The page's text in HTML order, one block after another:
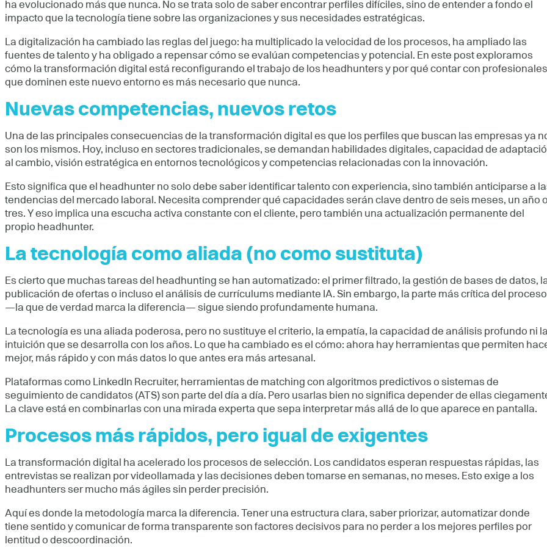
ha evolucionado más que nunca. No se trata solo de saber encontrar perfiles difíciles, sino de entender a fondo el
impacto que la tecnología tiene sobre las organizaciones y sus necesidades estratégicas.
La digitalización ha cambiado las reglas del juego: ha multiplicado la velocidad de los procesos, ha ampliado las
fuentes de talento y ha obligado a repensar cómo se evalúan competencias y potencial. En este post exploramos
cómo la transformación digital está reconfigurando el trabajo de los headhunters y por qué contar con profesionales
que dominen este nuevo entorno es más necesario que nunca.
Nuevas competencias, nuevos retos
Una de las principales consecuencias de la transformación digital es que los perfiles que buscan las empresas ya
son los mismos. Hoy, incluso en sectores tradicionales, se demandan habilidades digitales, capacidad de
al cambio, visión estratégica en entornos tecnológicos y competencias relacionadas con la innovación.
Esto significa que el headhunter no solo debe saber identificar talento con experiencia, sino también anticiparse a
tendencias del mercado laboral. Necesita comprender qué capacidades serán clave dentro de seis meses, un año o
tres. Y eso implica una escucha activa constante con el cliente, pero también una actualización permanente del
propio headhunter.
La tecnología como aliada (no como sustituta)
Es cierto que muchas tareas del headhunting se han automatizado: el primer filtrado, la gestión de bases de datos,
publicación de ofertas o incluso el análisis de currículums mediante IA. Sin embargo, la parte más crítica del proceso
—la que de verdad marca la diferencia— sigue siendo profundamente humana.
La tecnología es una aliada poderosa, pero no sustituye el criterio, la empatía, la capacidad de análisis profundo ni la
intuición que se desarrolla con los años. Lo que ha cambiado es el cómo: ahora hay herramientas que permiten
mejor, más rápido y con más datos lo que antes era más artesanal.
Plataformas como LinkedIn Recruiter, herramientas de matching con algoritmos predictivos o sistemas de
seguimiento de candidatos (ATS) son parte del día a día. Pero usarlas bien no significa depender de ellas
La clave está en combinarlas con una mirada experta que sepa interpretar más allá de lo que aparece en pantalla.
Procesos más rápidos, pero igual de exigentes
La transformación digital ha acelerado los procesos de selección. Los candidatos esperan respuestas rápidas, las
entrevistas se realizan por videollamada y las decisiones deben tomarse en semanas, no meses. Esto exige a los
headhunters ser mucho más ágiles sin perder precisión.
Aquí es donde la metodología marca la diferencia. Tener una estructura clara, saber priorizar, automatizar donde
tiene sentido y comunicar de forma transparente son factores decisivos para no perder a los mejores perfiles por
lentitud o descoordinación.